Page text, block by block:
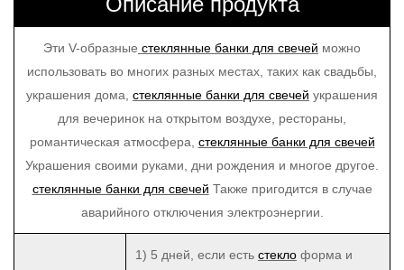
Эти V-образные стеклянные банки для свечей можно
использовать во многих разных местах, таких как свадьбы,
украшения дома, стеклянные банки для свечей украшения
для вечеринок на открытом воздухе, рестораны,
романтическая атмосфера, стеклянные банки для свечей
Украшения своими руками, дни рождения и многое другое.
стеклянные банки для свечей Также пригодится в случае
аварийного отключения электроэнергии.
1) 5 дней, если есть стекло форма и